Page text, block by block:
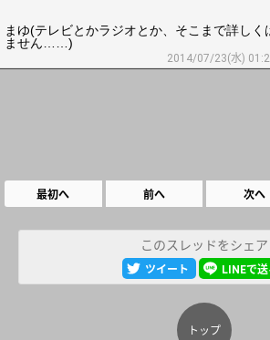
まゆ(テレビとかラジオとか、そこまで詳し
ません……)
2014/07/23(水)
最初へ 前へ 次へ
このスレッドをシェア
ツイート LINEで送
トップ